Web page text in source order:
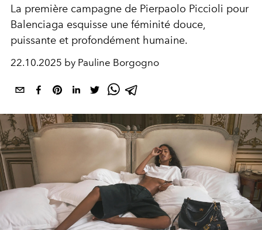
La première campagne de Pierpaolo Piccioli pour
Balenciaga esquisse une féminité douce,
puissante et profondément humaine.
22.10.2025 by Pauline Borgogno